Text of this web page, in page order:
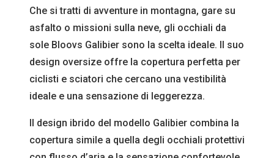
Che si tratti di avventure in montagna, gare su
asfalto o missioni sulla neve, gli occhiali da
sole Bloovs Galibier sono la scelta ideale. Il suo
design oversize offre la copertura perfetta per
ciclisti e sciatori che cercano una vestibilità
ideale e una sensazione di leggerezza.
Il design ibrido del modello Galibier combina la
copertura simile a quella degli occhiali protettivi